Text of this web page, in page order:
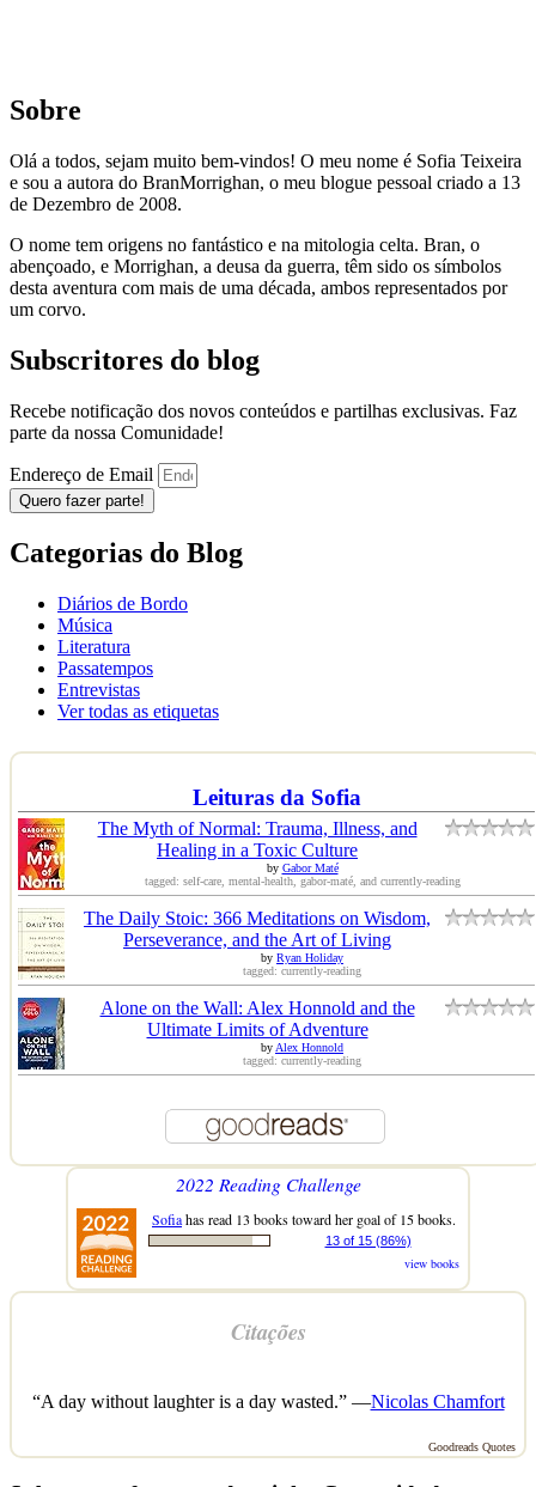
Sobre
Olá a todos, sejam muito bem-vindos! O meu nome é Sofia Teixeira
e sou a autora do BranMorrighan, o meu blogue pessoal criado a 13
de Dezembro de 2008.
O nome tem origens no fantástico e na mitologia celta. Bran, o
abençoado, e Morrighan, a deusa da guerra, têm sido os símbolos
desta aventura com mais de uma década, ambos representados por
um corvo.
Subscritores do blog
Recebe notificação dos novos conteúdos e partilhas exclusivas. Faz
parte da nossa Comunidade!
Endereço de Email
Quero fazer parte!
Categorias do Blog
Diários de Bordo
Música
Literatura
Passatempos
Entrevistas
Ver todas as etiquetas
Leituras da Sofia
The Myth of Normal: Trauma, Illness, and
Healing in a Toxic Culture
by Gabor Maté
tagged: self-care, mental-health, gabor-maté, and currently-reading
The Daily Stoic: 366 Meditations on Wisdom,
Perseverance, and the Art of Living
by Ryan Holiday
tagged: currently-reading
Alone on the Wall: Alex Honnold and the
Ultimate Limits of Adventure
byAlex Honnold
tagged: currently-reading
2022 Reading Challenge
Sofiahas read 13 books toward her goal of 15 books.
13 of 15 (86%)
view books
Citações
“A day without laughter is a day wasted.” —Nicolas Chamfort
Goodreads Quotes